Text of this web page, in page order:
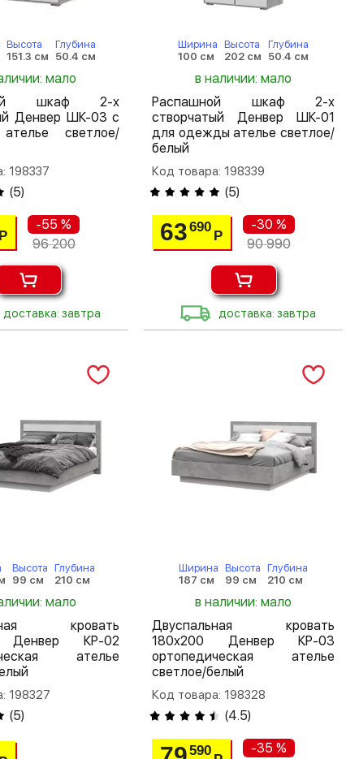
Высота
151.3 см
Глубина
50.4 см
мало
шкаф 2-х
Денвер ШК-03 с
светлое/
198337
(5)
Р
-55 %
96 200
доставка: завтра
Ширина
100 см
Высота
202 см
Глубина
50.4 см
в наличии: мало
Распашной шкаф 2-х
створчатый Денвер ШК-01
для одежды ателье светлое/
белый
Код товара: 198339
(5)
63690
Р
-30 %
90 990
доставка: завтра
Высота
99 см
Глубина
210 см
мало
кровать
Денвер КР-02
ателье
198327
(5)
Ширина
187 см
Высота
99 см
Глубина
210 см
в наличии: мало
Двуспальная кровать
180х200 Денвер КР-03
ортопедическая ателье
светлое/белый
Код товара: 198328
(4.5)
590
-35 %